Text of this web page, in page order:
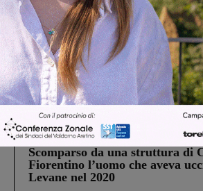
Piscina di Figline finanziata
Pnrr, il gruppo di Fratelli
ringraziamento al Governo”
Cronaca 4 Agosto 2026
Un anno fa la strage in A1 in
Gianni, Giulia e Franco. Lo
processo, lo stop ai sorpassi fra
Cronaca 3 Agosto 2026
Scomparso da una struttura di
Fiorentino l’uomo che aveva
Levane nel 2020